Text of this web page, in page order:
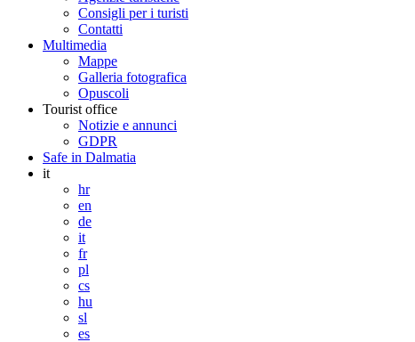
Consigli per i turisti
Contatti
Multimedia
Mappe
Galleria fotografica
Opuscoli
Tourist office
Notizie e annunci
GDPR
Safe in Dalmatia
it
hr
en
de
it
fr
pl
cs
hu
sl
es